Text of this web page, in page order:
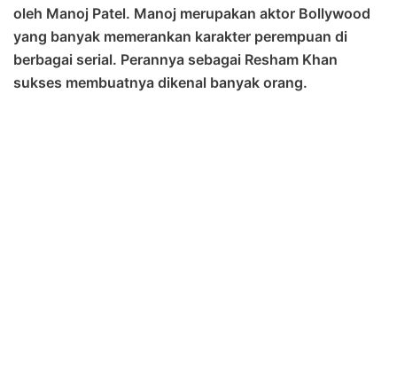
oleh Manoj Patel. Manoj merupakan aktor Bollywood
yang banyak memerankan karakter perempuan di
berbagai serial. Perannya sebagai Resham Khan
sukses membuatnya dikenal banyak orang.